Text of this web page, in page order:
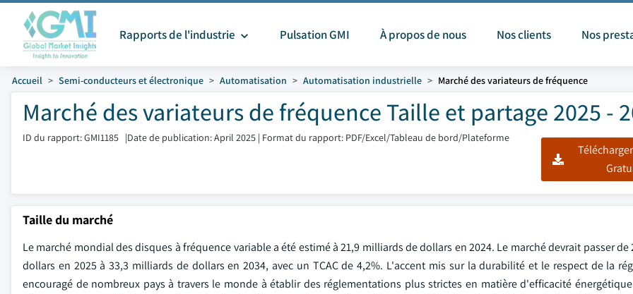
Rapports de l'industrie Pulsation GMI À propos de nous Nos clients Nos
Accueil Semi-conducteurs et électronique Automatisation Automatisation industrielle Marché des variateurs de fréquence
Marché des variateurs de fréquence Taille et partage 2025 -
ID du rapport: GMI1185 |Date de publication: April 2025 | Format du rapport: PDF/Excel/Tableau de bord/Plateforme
Taille du marché
Le marché mondial des disques à fréquence variable a été estimé à 21,9 milliards de dollars en 2024. Le marché devrait passer
dollars en 2025 à 33,3 milliards de dollars en 2034, avec un TCAC de 4,2%. L'accent mis sur la durabilité et le respect de la
encouragé de nombreux pays à travers le monde à établir des réglementations plus strictes en matière d'efficacité